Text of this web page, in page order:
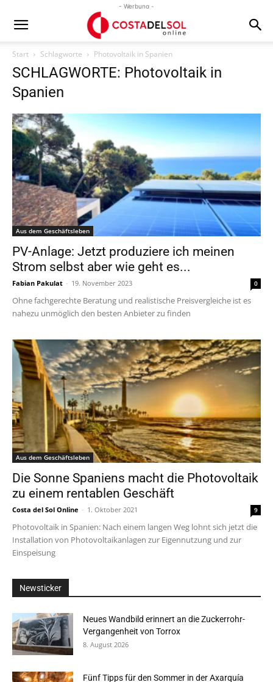
- Werbung -
Start Schlagworte Photovoltaik in Spanien
SCHLAGWORTE: Photovoltaik in
Spanien
Aus dem Geschäftsleben
PV-Anlage: Jetzt produziere ich meinen
Strom selbst aber wie geht es...
Fabian Pakulat - 19. November 2023 0
Ohne fachgerechte Beratung und realistische Preisvergleiche ist es
nahezu unmöglich den besten Anbieter zu finden
Aus dem Geschäftsleben
Die Sonne Spaniens macht die Photovoltaik
zu einem rentablen Geschäft
Costa del Sol Online - 1. Oktober 2021 9
Photovoltaik in Spanien: Nach einem langen Weg lohnt sich jetzt die
Installation von Photovoltaikanlagen zur Eigennutzung und zur
Einspeisung
Newsticker
Neues Wandbild erinnert an die Zuckerrohr-
Vergangenheit von Torrox
8. August 2026
Fünf Tipps für den Sommer in der Axarquía